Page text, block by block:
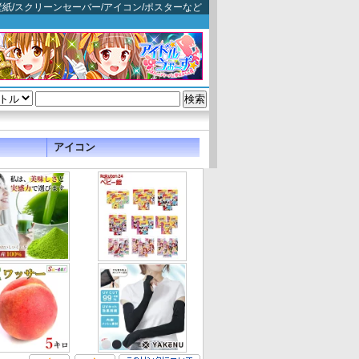
/スクリーンセーバー/アイコン/ポスターなど
アイコン